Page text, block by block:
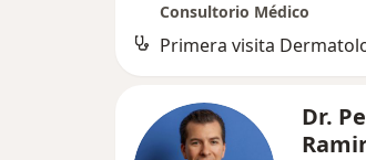
Consultorio Médico
Primera visita
Dr.